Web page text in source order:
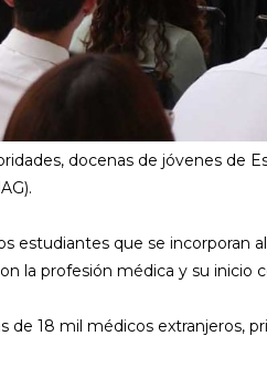
docenas de jóvenes de
estudiantes que se
la profesión médica y su inicio
de 18 mil médicos extranjeros,